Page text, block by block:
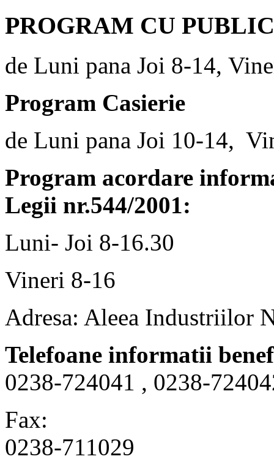
PROGRAM CU
de Luni pana Joi 8-14,
Program Casierie
de Luni pana Joi 10-14,
Program acordare
Legii nr.544/2001:
Luni- Joi 8-16.30
Vineri 8-16
Adresa: Aleea Industriilor
Telefoane informatii
0238-724041 , 0238-
Fax:
0238-711029